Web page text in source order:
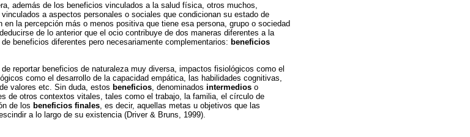
además de los beneficios vinculados a la salud física, otros muchos,
a aspectos personales o sociales que condicionan su estado de
la percepción más o menos positiva que tiene esa persona, grupo o sociedad
de lo anterior que el ocio contribuye de dos maneras diferentes a la
beneficios diferentes pero necesariamente complementarios: beneficios
reportar beneficios de naturaleza muy diversa, impactos fisiológicos como el
como el desarrollo de la capacidad empática, las habilidades cognitivas,
valores etc. Sin duda, estos beneficios , denominados intermedios o
de otros contextos vitales, tales como el trabajo, la familia, el círculo de
de los beneficios finales , es decir, aquellas metas u objetivos que las
a lo largo de su existencia (Driver & Bruns, 1999).